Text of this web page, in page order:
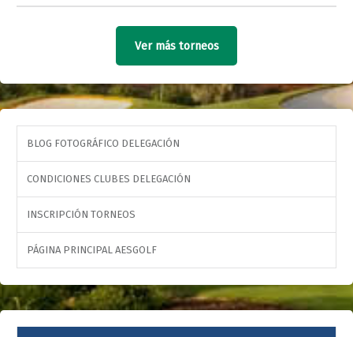
Ver más torneos
BLOG FOTOGRÁFICO DELEGACIÓN
CONDICIONES CLUBES DELEGACIÓN
INSCRIPCIÓN TORNEOS
PÁGINA PRINCIPAL AESGOLF